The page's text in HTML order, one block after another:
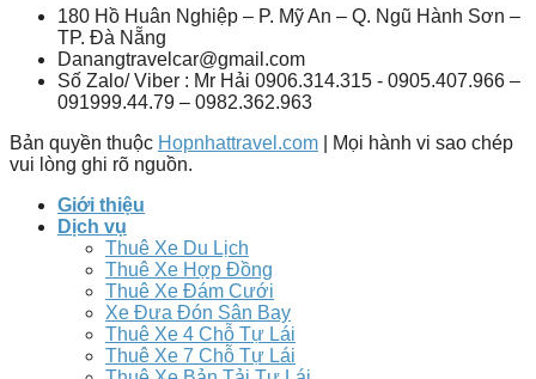
180 Hồ Huân Nghiệp – P. Mỹ An – Q. Ngũ Hành Sơn –
TP. Đà Nẵng
Danangtravelcar@gmail.com
Số Zalo/ Viber : Mr Hải 0906.314.315 - 0905.407.966 –
091999.44.79 – 0982.362.963
Bản quyền thuộc Hopnhattravel.com | Mọi hành vi sao chép
vui lòng ghi rõ nguồn.
Giới thiệu
Dịch vụ
Thuê Xe Du Lịch
Thuê Xe Hợp Đồng
Thuê Xe Đám Cưới
Xe Đưa Đón Sân Bay
Thuê Xe 4 Chỗ Tự Lái
Thuê Xe 7 Chỗ Tự Lái